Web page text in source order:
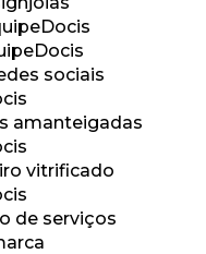
de serviços